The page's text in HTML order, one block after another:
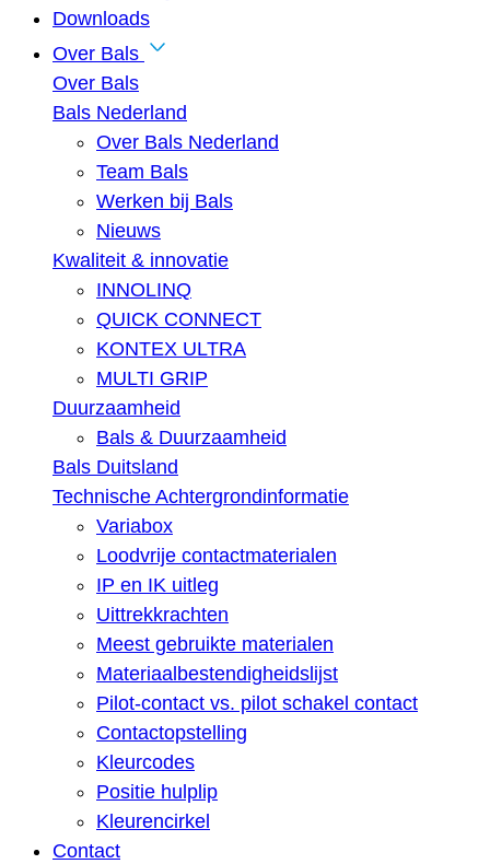
Downloads
Over Bals
Over Bals
Bals Nederland
Over Bals Nederland
Team Bals
Werken bij Bals
Nieuws
Kwaliteit & innovatie
INNOLINQ
QUICK CONNECT
KONTEX ULTRA
MULTI GRIP
Duurzaamheid
Bals & Duurzaamheid
Bals Duitsland
Technische Achtergrondinformatie
Variabox
Loodvrije contactmaterialen
IP en IK uitleg
Uittrekkrachten
Meest gebruikte materialen
Materiaalbestendigheidslijst
Pilot-contact vs. pilot schakel contact
Contactopstelling
Kleurcodes
Positie hulplip
Kleurencirkel
Contact